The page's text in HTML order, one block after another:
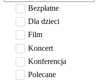
Bezpłatne
Dla dzieci
Film
Koncert
Konferencja
Polecane